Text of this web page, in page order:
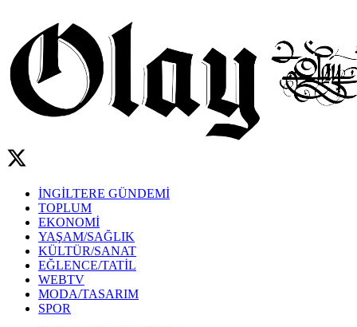
İNGİLTERE GÜNDEMİ
TOPLUM
EKONOMİ
YAŞAM/SAĞLIK
KÜLTÜR/SANAT
EĞLENCE/TATİL
WEBTV
MODA/TASARIM
SPOR